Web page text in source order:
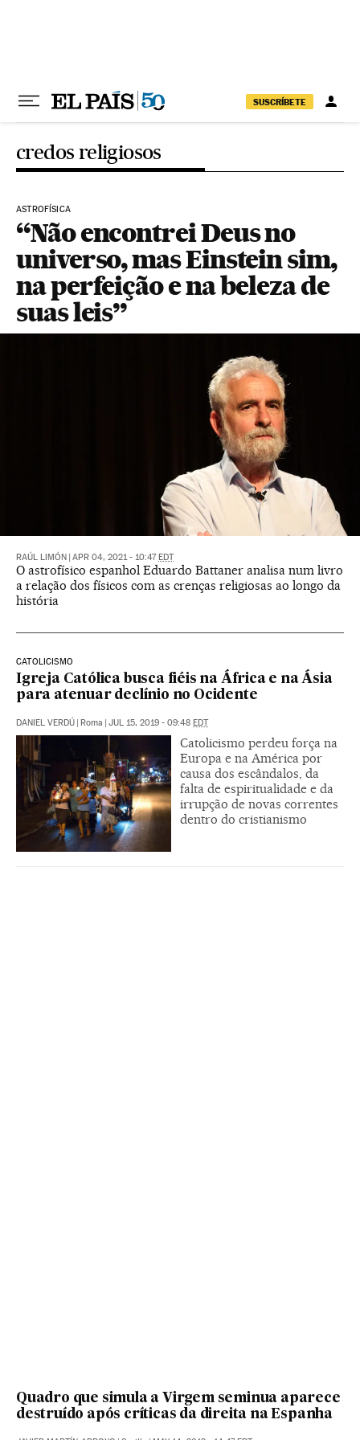
SUSCRÍBETE
credos religiosos
ASTROFÍSICA
“Não encontrei Deus no
universo, mas Einstein sim,
na perfeição e na beleza de
suas leis”
RAÚL LIMÓN APR 04, 2021 - 10:47 EDT
O astrofísico espanhol Eduardo Battaner analisa num livro
a relação dos físicos com as crenças religiosas ao longo da
história
CATOLICISMO
Igreja Católica busca fiéis na África e na Ásia
para atenuar declínio no Ocidente
DANIEL VERDÚ Roma JUL 15, 2019 - 09:48 EDT
Catolicismo perdeu força na
Europa e na América por
causa dos escândalos, da
falta de espiritualidade e da
irrupção de novas correntes
dentro do cristianismo
Quadro que simula a Virgem seminua aparece
destruído após críticas da direita na Espanha